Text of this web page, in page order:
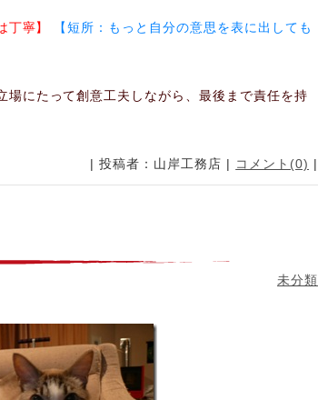
丁寧】
【短所：もっと自分の意思を表に出しても
にたって創意工夫しながら、最後まで責任を持
| 投稿者：山岸工務店 | コメント(0) |
未分類